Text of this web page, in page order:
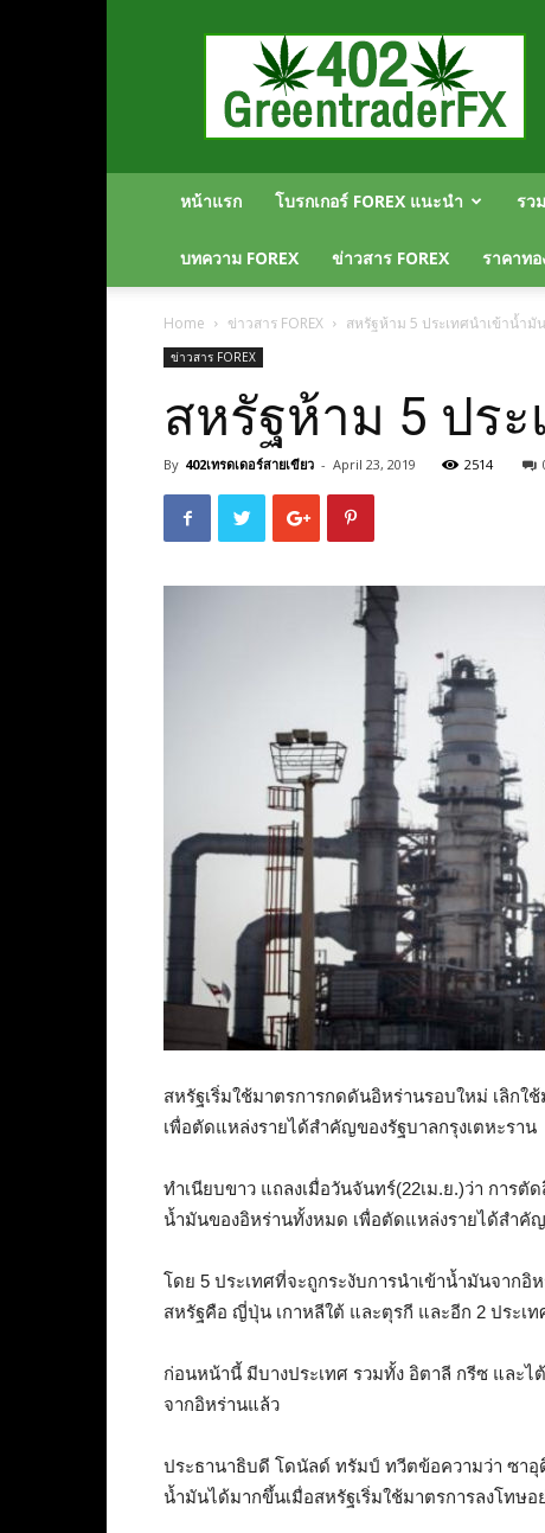
Greentraderfx
ความ
รู้
FOREX
เปิด
บัญชี
FOREX
หน้าแรก โบรกเกอร์ FOREX แนะนำ รว
บทความ FOREX ข่าวสาร FOREX ราคาท
Home ข่าวสาร FOREX สหรัฐห้าม 5 ประเทศนำเข้าน้ำมั
ข่าวสาร FOREX
สหรัฐห้าม 5 ปร
By 402เทรดเดอร์สายเขียว - April 23, 2019 2514
สหรัฐเริ่มใช้มาตรการกดดันอิหร่านรอบใหม่ เลิกใ
เพื่อตัดแหล่งรายได้สำคัญของรัฐบาลกรุงเตหะราน
ทำเนียบขาว แถลงเมื่อวันจันทร์(22เม.ย.)ว่า การ
น้ำมันของอิหร่านทั้งหมด เพื่อตัดแหล่งรายได้สำคั
โดย 5 ประเทศที่จะถูกระงับการนำเข้าน้ำมันจาก
สหรัฐคือ ญี่ปุ่น เกาหลีใต้ และตุรกี และอีก 2 ประเ
ก่อนหน้านี้ มีบางประเทศ รวมทั้ง อิตาลี กรีซ และ
จากอิหร่านแล้ว
ประธานาธิบดี โดนัลด์ ทรัมป์ ทวีตข้อความว่า ซาอุ
น้ำมันได้มากขึ้นเมื่อสหรัฐเริ่มใช้มาตรการลงโทษ